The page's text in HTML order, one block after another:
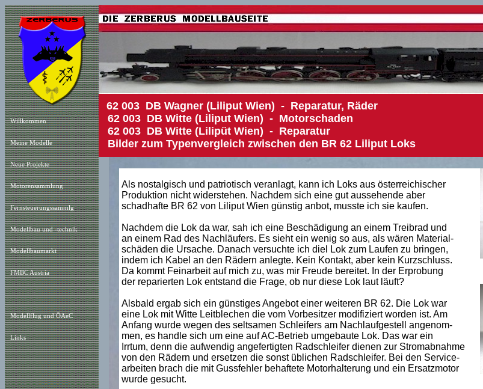
Willkommen
Meine Modelle
Neue Projekte
Motorensammlung
Fernsteuerungssammlg
Modellbau und -technik
Modellbaumarkt
FMBC Austria
Modellflug und ÖAeC
Links
62 003 DB Wagner (Liliput Wien) - Reparatur, Räder
62 003 DB Witte (Liliput Wien) - Motorschaden
62 003 DB Witte (Lilipüt Wien) - Reparatur
Bilder zum Typenvergleich zwischen den BR 62 Liliput Loks
Als nostalgisch und patriotisch veranlagt, kann ich Loks aus österreichischer
Produktion nicht widerstehen. Nachdem sich eine gut aussehende aber
schadhafte BR 62 von Liliput Wien günstig anbot, musste ich sie kaufen.
Nachdem die Lok da war, sah ich eine Beschädigung an einem Treibrad und
an einem Rad des Nachläufers. Es sieht ein wenig so aus, als wären Material-
schäden die Ursache. Danach versuchte ich diel Lok zum Laufen zu bringen,
indem ich Kabel an den Rädern anlegte. Kein Kontakt, aber kein Kurzschluss.
Da kommt Feinarbeit auf mich zu, was mir Freude bereitet. In der Erprobung
der reparierten Lok entstand die Frage, ob nur diese Lok laut läuft?
Alsbald ergab sich ein günstiges Angebot einer weiteren BR 62. Die Lok war
eine Lok mit Witte Leitblechen die vom Vorbesitzer modifiziert worden ist. Am
Anfang wurde wegen des seltsamen Schleifers am Nachlaufgestell angenom-
men, es handle sich um eine auf AC-Betrieb umgebaute Lok. Das war ein
Irrtum, denn die aufwendig angefertigten Radschleifer dienen zur Stromabnahme
von den Rädern und ersetzen die sonst üblichen Radschleifer. Bei den Service-
arbeiten brach die mit Gussfehler behaftete Motorhalterung und ein Ersatzmotor
wurde gesucht.